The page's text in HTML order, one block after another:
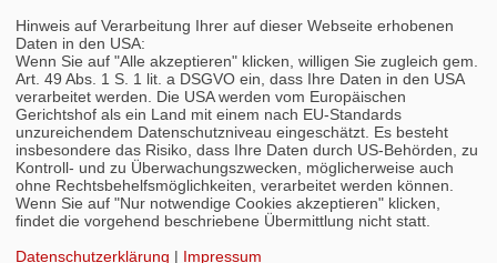
Hinweis auf Verarbeitung Ihrer auf dieser Webseite erhobenen
Daten in den USA:
Wenn Sie auf "Alle akzeptieren" klicken, willigen Sie zugleich gem.
Art. 49 Abs. 1 S. 1 lit. a DSGVO ein, dass Ihre Daten in den USA
verarbeitet werden. Die USA werden vom Europäischen
Gerichtshof als ein Land mit einem nach EU-Standards
unzureichendem Datenschutzniveau eingeschätzt. Es besteht
insbesondere das Risiko, dass Ihre Daten durch US-Behörden, zu
Kontroll- und zu Überwachungszwecken, möglicherweise auch
ohne Rechtsbehelfsmöglichkeiten, verarbeitet werden können.
Wenn Sie auf "Nur notwendige Cookies akzeptieren" klicken,
findet die vorgehend beschriebene Übermittlung nicht statt.
Datenschutzerklärung | Impressum